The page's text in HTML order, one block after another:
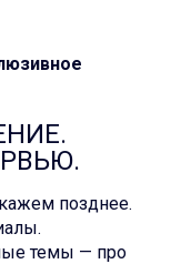
позднее.
темы — про